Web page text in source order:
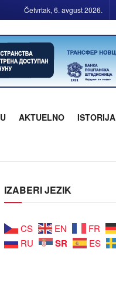
Četvrtak, 6. avgust 2026.
AKTUELNO ISTORIJA
IZABERI JEZIK
CS EN FR
RU
SR ES